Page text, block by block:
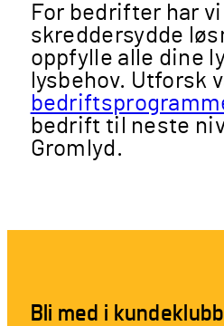
For bedrifter har vi
skreddersydde
oppfylle alle dine
lysbehov. Utforsk
bedrift til neste
Gromlyd.
Bli med i